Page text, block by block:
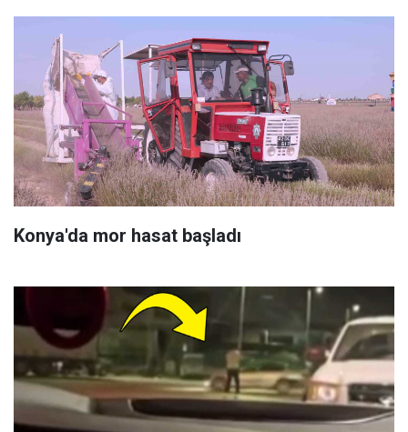
Konya'da mor hasat başladı